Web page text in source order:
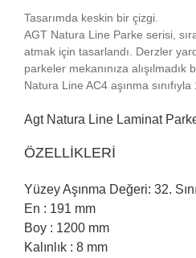
Tasarımda keskin bir çizgi.
AGT Natura Line Parke serisi,
atmak için tasarlandı. Derzler
parkeler mekanınıza
Natura Line AC4 aşınma
Agt Natura Line Laminat
ÖZELLİKLERİ
Yüzey Aşınma Değeri: 32.
En : 191 mm
Boy : 1200 mm
Kalınlık : 8 mm